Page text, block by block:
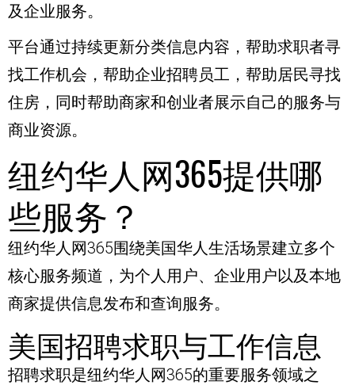
及企业服务。
平台通过持续更新分类信息内容，帮助求职者寻
找工作机会，帮助企业招聘员工，帮助居民寻找
住房，同时帮助商家和创业者展示自己的服务与
商业资源。
纽约华人网365提供哪
些服务？
纽约华人网365围绕美国华人生活场景建立多个
核心服务频道，为个人用户、企业用户以及本地
商家提供信息发布和查询服务。
美国招聘求职与工作信息
招聘求职是纽约华人网365的重要服务领域之